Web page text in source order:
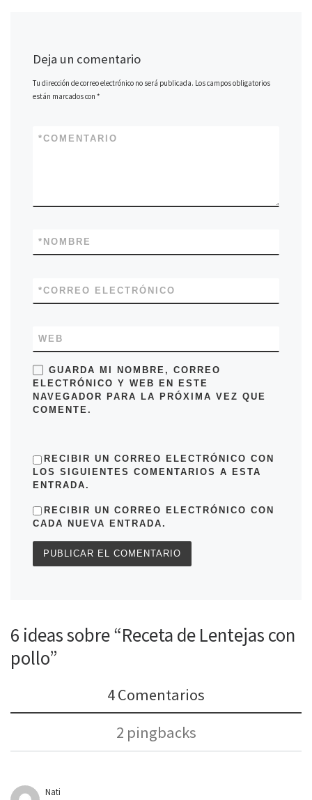
Deja un comentario
Tu dirección de correo electrónico no será publicada. Los campos obligatorios
están marcados con*
COMENTARIO
*
NOMBRE
*
CORREO ELECTRÓNICO
*
WEB
GUARDA MI NOMBRE, CORREO
ELECTRÓNICO Y WEB EN ESTE
NAVEGADOR PARA LA PRÓXIMA VEZ QUE
COMENTE.
RECIBIR UN CORREO ELECTRÓNICO CON
LOS SIGUIENTES COMENTARIOS A ESTA
ENTRADA.
RECIBIR UN CORREO ELECTRÓNICO CON
CADA NUEVA ENTRADA.
6 ideas sobre “Receta de Lentejas con
pollo”
4 Comentarios
2 pingbacks
Nati